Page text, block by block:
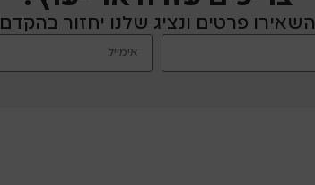
השאירו פרטים ונציג שלנו יחזור בהקדם